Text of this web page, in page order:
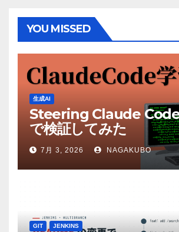
YOU MISSED
生成AI
Steering Claude
で検証してみた
7月 3, 2026 NAGAKUBO
GIT JENKINS